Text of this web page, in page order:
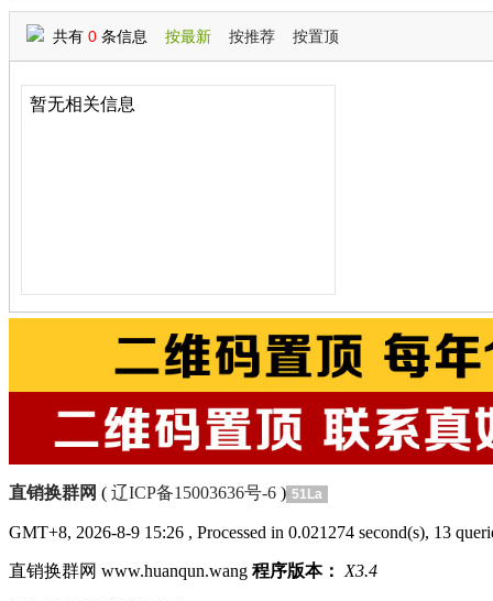
共有 0 条信息 按最新 按推荐 按置顶
暂无相关信息
直销换群网 ( 辽ICP备15003636号-6 ) 51La
GMT+8, 2026-8-9 15:26 , Processed in 0.021274 second(s), 13
直销换群网 www.huanqun.wang 程序版本： X3.4